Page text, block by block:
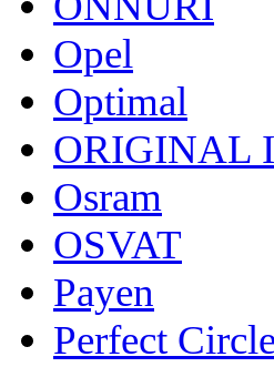
Opel
Optimal
ORIGINAL
Osram
OSVAT
Payen
Perfect